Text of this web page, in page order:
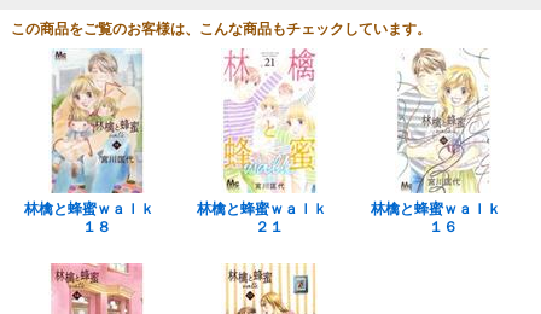
この商品をご覧のお客様は、こんな商品もチェックしています。
林檎と蜂蜜ｗａｌｋ
１８
林檎と蜂蜜ｗａｌｋ
２１
林檎と蜂蜜ｗａｌｋ
１６